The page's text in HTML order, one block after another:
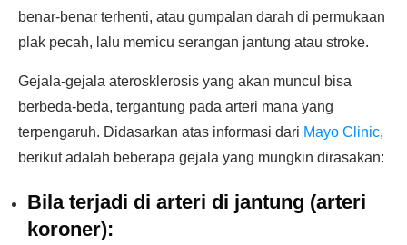
benar-benar terhenti, atau gumpalan darah di permukaan
plak pecah, lalu memicu serangan jantung atau stroke.
Gejala-gejala aterosklerosis yang akan muncul bisa
berbeda-beda, tergantung pada arteri mana yang
terpengaruh. Didasarkan atas informasi dari Mayo Clinic,
berikut adalah beberapa gejala yang mungkin dirasakan:
Bila terjadi di arteri di jantung (arteri
koroner):